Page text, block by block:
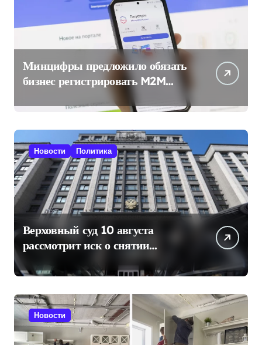
Минцифры предложило обязать
бизнес регистрировать M2M
Новости Политика
Верховный суд 10 августа
рассмотрит иск о снятии
«Яблока» с выборов в Госдуму
Новости